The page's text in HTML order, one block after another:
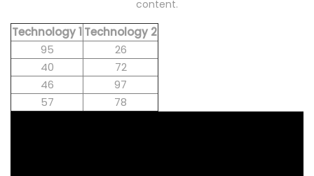
content.
Technology 1Technology 2
95
26
40
72
46
97
57
78